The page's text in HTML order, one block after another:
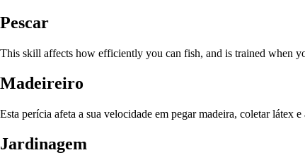
Pescar
This skill affects how efficiently you can fish, and is trained when
Madeireiro
Esta perícia afeta a sua velocidade em pegar madeira, coletar látex
Jardinagem